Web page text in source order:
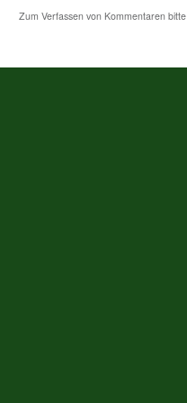
Zum Verfassen von Kommentaren bitte